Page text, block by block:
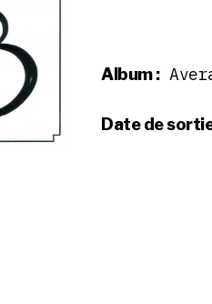
Album :
Date de